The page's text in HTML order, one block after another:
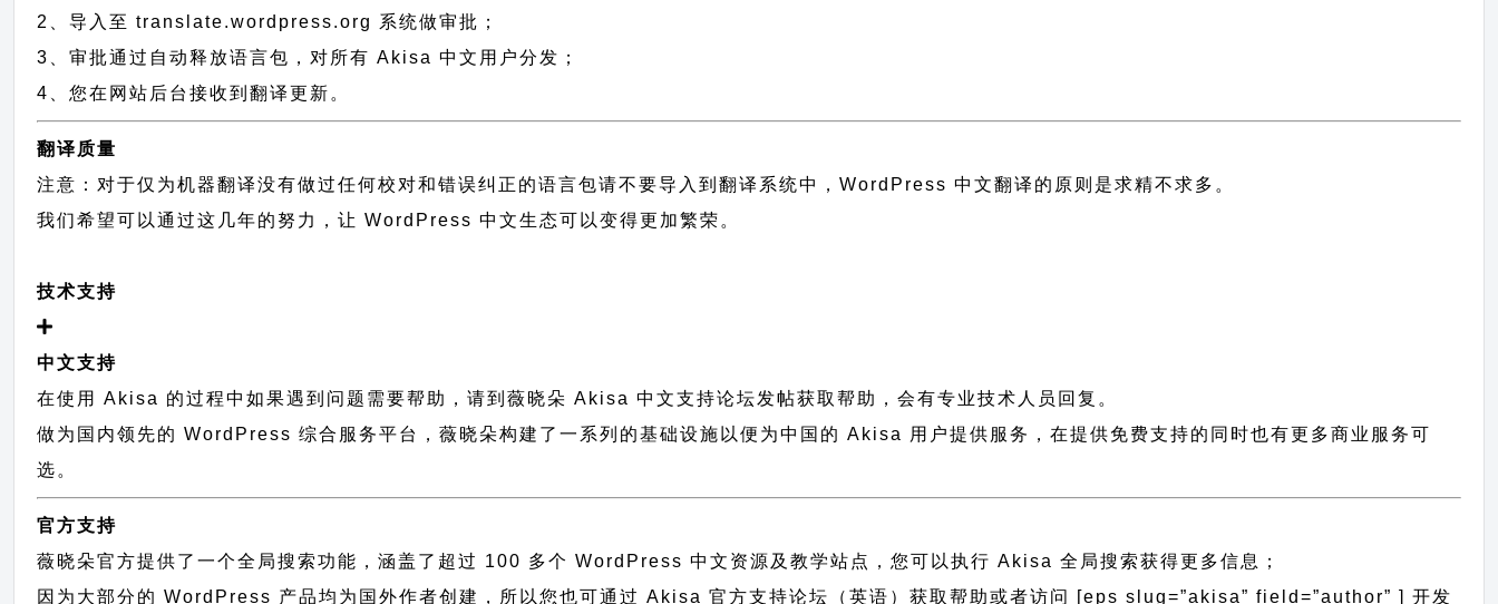
2、导入至 translate.wordpress.org 系统做审批；
3、审批通过自动释放语言包，对所有 Akisa 中文用户分发；
4、您在网站后台接收到翻译更新。
翻译质量
注意：对于仅为机器翻译没有做过任何校对和错误纠正的语言包请不要导入到翻译系统中，WordPress 中文翻译的原则 是求精不求多。
我们希望可以通过这几年的努力，让 WordPress 中文生态可以变得更加繁荣。
技术支持
中文支持
在使用 Akisa 的过程中如果遇到问题需要帮助，请到薇晓朵 Akisa 中文支持论坛发帖获取帮助，会有专业技术人员回复。
做为国内领先的 WordPress 综合服务平台，薇晓朵构建了一系列的基础设施以便为中国的 Akisa 用户提供服务，在提供免费支持的同时也有更多商业服务可
选。
官方支持
薇晓朵官方提供了一个全局搜索功能，涵盖了超过 100 多个 WordPress 中文资源及教学站点，您可以执行 Akisa 全局搜索获得更多信息；
因为大部分的 WordPress 产品均为国外作者创建，所以您也可通过Akisa 官方支持论坛 （英语）获取帮助或者访问 [eps slug=”akisa” field=”author” ] 开发